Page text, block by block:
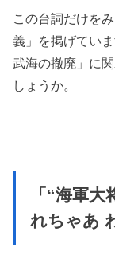
この台詞だけを
義」を掲げてい
武海の撤廃」に
しょうか。
「“海軍
れちゃあ